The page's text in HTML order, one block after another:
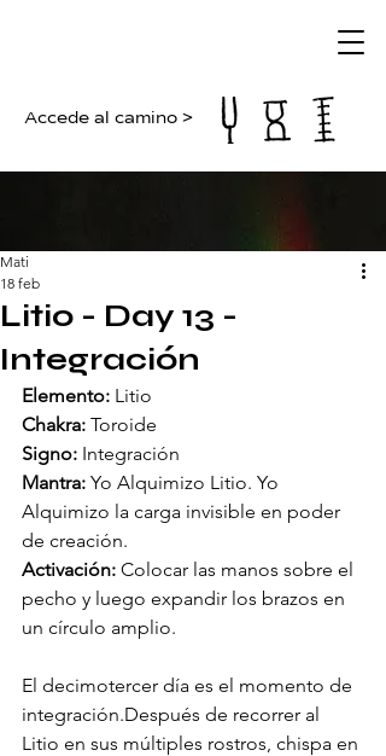
Accede al camino >
Litio - Day 13 -
Integración
Mati
18 feb
Elemento: Litio
Chakra: Toroide
Signo: Integración
Mantra: Yo Alquimizo Litio. Yo
Alquimizo la carga invisible en poder
de creación.
Activación: Colocar las manos sobre el
pecho y luego expandir los brazos en
un círculo amplio.
El decimotercer día es el momento de
integración.Después de recorrer al
Litio en sus múltiples rostros, chispa en